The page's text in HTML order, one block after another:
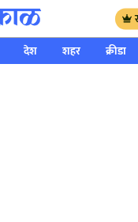
देश शहर क्रीडा